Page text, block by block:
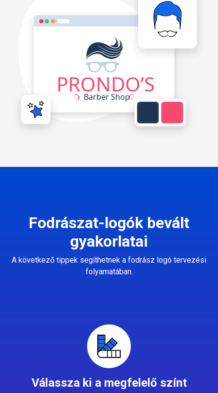
Fodrászat-logók bevált
gyakorlatai
A következő tippek segíthetnek a fodrász logó tervezési
folyamatában.
Válassza ki a megfelelő színt